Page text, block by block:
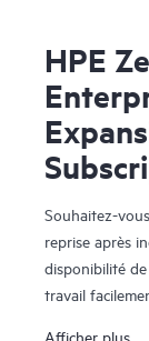
HPE
Souhaitez-
reprise après
disponibilité
travail
Afficher plus